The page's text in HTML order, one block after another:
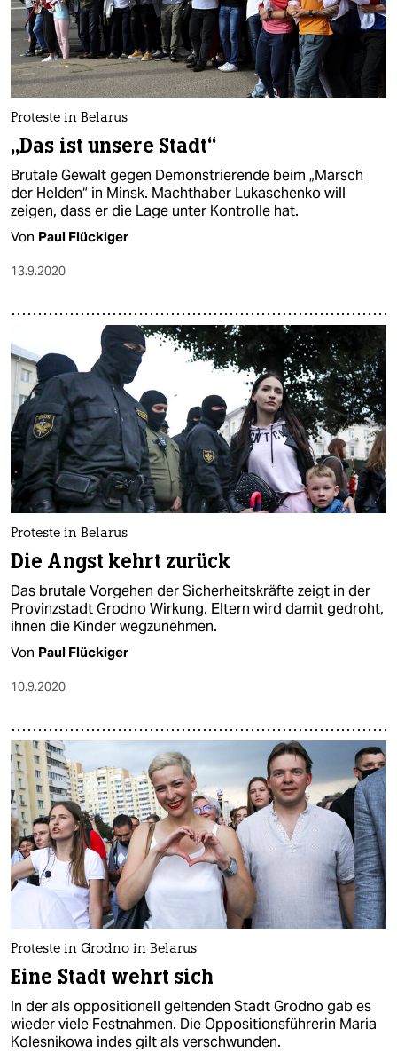
Proteste in Belarus
„Das ist unsere Stadt“
Brutale Gewalt gegen Demonstrierende beim „Marsch
der Helden“ in Minsk. Machthaber Lukaschenko will
zeigen, dass er die Lage unter Kontrolle hat.
Von Paul Flückiger
13.9.2020
Proteste in Belarus
Die Angst kehrt zurück
Das brutale Vorgehen der Sicherheitskräfte zeigt in der
Provinzstadt Grodno Wirkung. Eltern wird damit gedroht,
ihnen die Kinder wegzunehmen.
Von Paul Flückiger
10.9.2020
Proteste in Grodno in Belarus
Eine Stadt wehrt sich
In der als oppositionell geltenden Stadt Grodno gab es
wieder viele Festnahmen. Die Oppositionsführerin Maria
Kolesnikowa indes gilt als verschwunden.